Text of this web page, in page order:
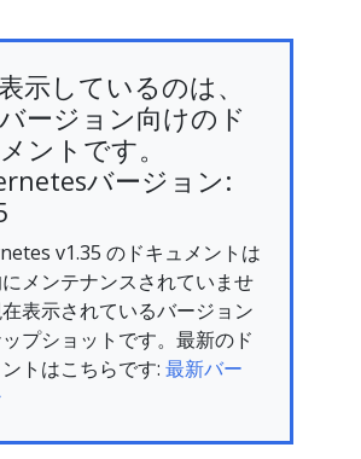
示しているのは、
ージョン向けのド
ントです。
バージョン:
v1.35 のドキュメントは
メンテナンスされていませ
表示されているバージョン
プショットです。最新のド
トはこちらです: 最新バー